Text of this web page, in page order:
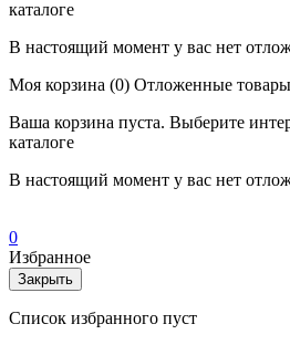
каталоге
В настоящий момент у вас нет
Моя корзина (0) Отложенные товары
Ваша корзина пуста. Выберите
каталоге
В настоящий момент у вас нет
0
Избранное
Закрыть
Список избранного пуст